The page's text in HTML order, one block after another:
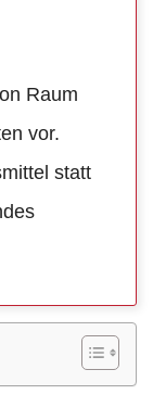
Raum
vor.
statt